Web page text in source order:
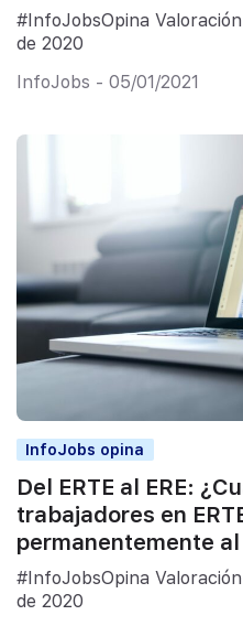
#InfoJobsOpina
de 2020
InfoJobs - 05/01/2021
InfoJobs opina
Del ERTE al ERE:
trabajadores en
permanentemente
#InfoJobsOpina
de 2020